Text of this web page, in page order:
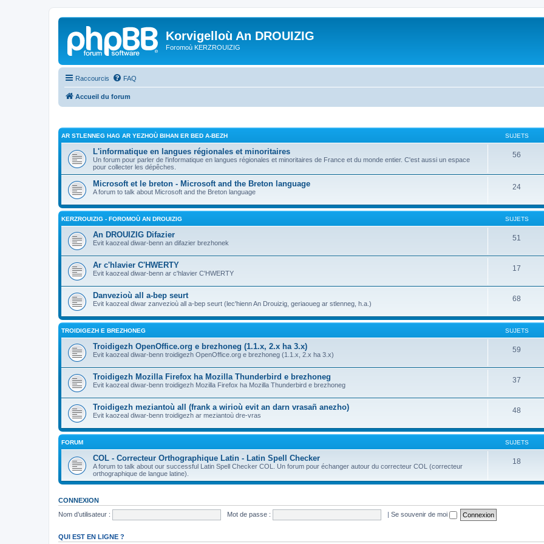
Korvigelloù An DROUIZIG
Foromoù KERZROUIZIG
Raccourcis FAQ
Accueil du forum
AR STLENNEG HAG AR YEZHOÙ BIHAN ER BED A-BEZH SUJETS
L'informatique en langues régionales et minoritaires
Un forum pour parler de l'informatique en langues régionales et minoritaires de France et du monde entier. C'est aussi un espace
pour collecter les dépêches.
56
Microsoft et le breton - Microsoft and the Breton language
A forum to talk about Microsoft and the Breton language
24
KERZROUIZIG - FOROMOÙ AN DROUIZIG SUJETS
An DROUIZIG Difazier
Evit kaozeal diwar-benn an difazier brezhonek
51
Ar c'hlavier C'HWERTY
Evit kaozeal diwar-benn ar c'hlavier C'HWERTY
17
Danvezioù all a-bep seurt
Evit kaozeal diwar zanvezioù all a-bep seurt (lec'hienn An Drouizig, geriaoueg ar stlenneg, h.a.)
68
TROIDIGEZH E BREZHONEG SUJETS
Troidigezh OpenOffice.org e brezhoneg (1.1.x, 2.x ha 3.x)
Evit kaozeal diwar-benn troidigezh OpenOffice.org e brezhoneg (1.1.x, 2.x ha 3.x)
59
Troidigezh Mozilla Firefox ha Mozilla Thunderbird e brezhoneg
Evit kaozeal diwar-benn troidigezh Mozilla Firefox ha Mozilla Thunderbird e brezhoneg
37
Troidigezh meziantoù all (frank a wirioù evit an darn vrasañ anezho)
Evit kaozeal diwar-benn troidigezh ar meziantoù dre-vras
48
FORUM SUJETS
COL - Correcteur Orthographique Latin - Latin Spell Checker
A forum to talk about our successful Latin Spell Checker COL. Un forum pour échanger autour du correcteur COL (correcteur
orthographique de langue latine).
18
CONNEXION
Nom d’utilisateur :
Mot de passe : | Se souvenir de moi
QUI EST EN LIGNE ?